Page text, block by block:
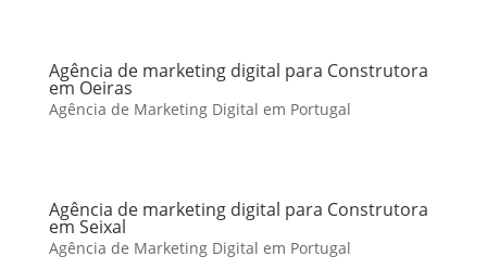
Agência de marketing digital para Construtora
em Oeiras
Agência de Marketing Digital em Portugal
Agência de marketing digital para Construtora
em Seixal
Agência de Marketing Digital em Portugal